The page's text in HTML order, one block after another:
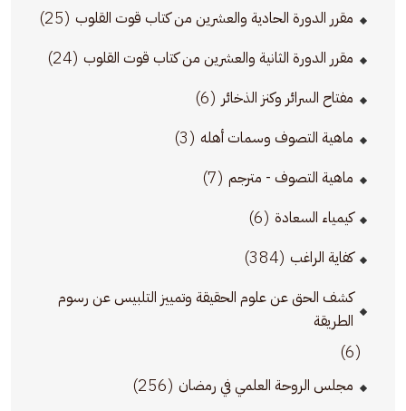
مقرر الدورة الحادية والعشرين من كتاب قوت القلوب (25)
مقرر الدورة الثانية والعشرين من كتاب قوت القلوب (24)
مفتاح السرائر وكنز الذخائر (6)
ماهية التصوف وسمات أهله (3)
ماهية التصوف - مترجم (7)
كيمياء السعادة (6)
كفاية الراغب (384)
كشف الحق عن علوم الحقيقة وتمييز التلبيس عن رسوم
الطريقة
(6)
مجلس الروحة العلمي في رمضان (256)